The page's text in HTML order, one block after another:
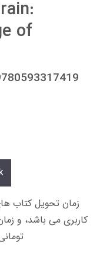
of
تومانی حداکثر